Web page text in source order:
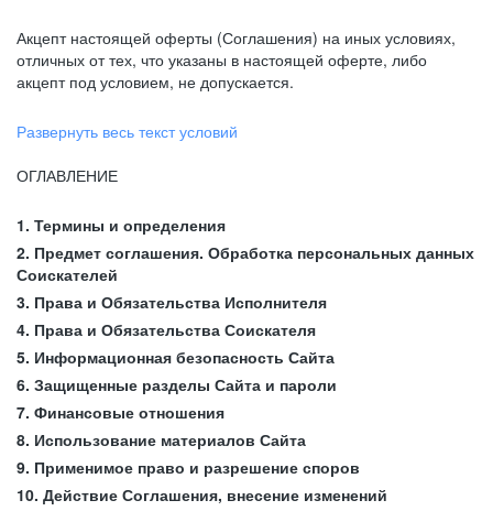
Акцепт настоящей оферты (Соглашения) на иных условиях,
отличных от тех, что указаны в настоящей оферте, либо
акцепт под условием, не допускается.
Развернуть весь текст условий
ОГЛАВЛЕНИЕ
1. Термины и определения
2. Предмет соглашения. Обработка персональных данных
Соискателей
3. Права и Обязательства Исполнителя
4. Права и Обязательства Соискателя
5. Информационная безопасность Сайта
6. Защищенные разделы Сайта и пароли
7. Финансовые отношения
8. Использование материалов Сайта
9. Применимое право и разрешение споров
10. Действие Соглашения, внесение изменений